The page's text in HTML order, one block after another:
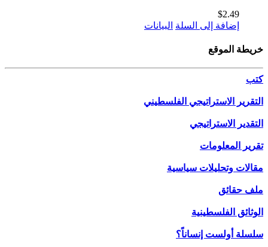
$2.49
إضافة إلى السلة البيانات
خريطة الموقع
كتب
التقرير الاستراتيجي الفلسطيني
التقدير الاستراتيجي
تقرير المعلومات
مقالات وتحليلات سياسية
ملف حقائق
الوثائق الفلسطينية
سلسلة أولست إنساناً؟